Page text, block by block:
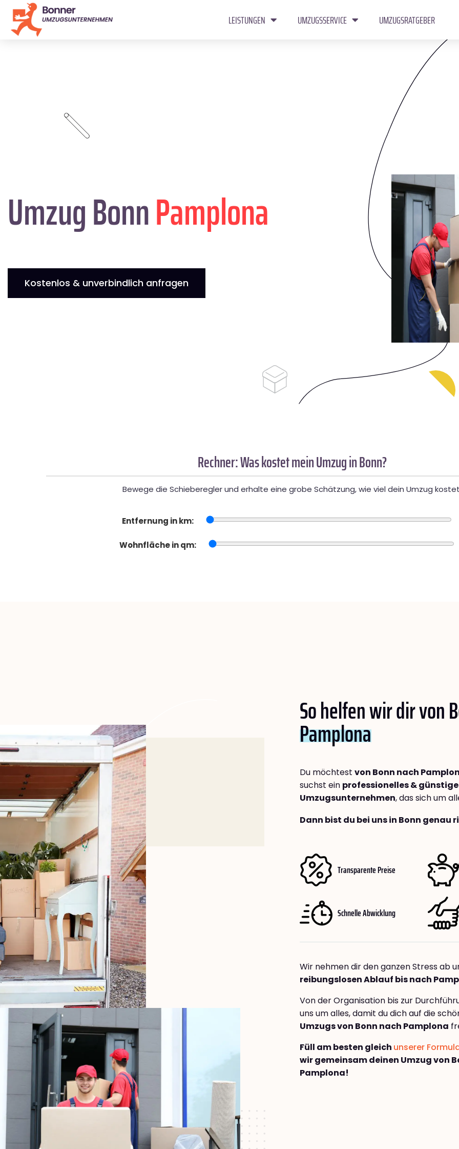
LEISTUNGEN UMZUGSSERVICE UMZUGSRATGEBER
Umzug BonnPamplona
Kostenlos & unverbindlich anfragen
Rechner: Was kostet mein Umzug in Bonn?
Bewege die Schieberegler und erhalte eine grobe Schätzung, wie viel dein Umzug
Entfernung in km:
Wohnfläche in qm:
So helfen wir dir von
Pamplona
Du möchtest von Bonn nach
suchst ein professionelles &
Umzugsunternehmen, das sich um
Dann bist du bei uns in Bonn genau
Transparente Preise
Schnelle Abwicklung
Wir nehmen dir den ganzen Stress ab
reibungslosen Ablauf bis nach
Von der Organisation bis zur
uns um alles, damit du dich auf die
Umzugs von Bonn nach Pamplona
Füll am besten gleich unserer
wir gemeinsam deinen Umzug von
Pamplona!